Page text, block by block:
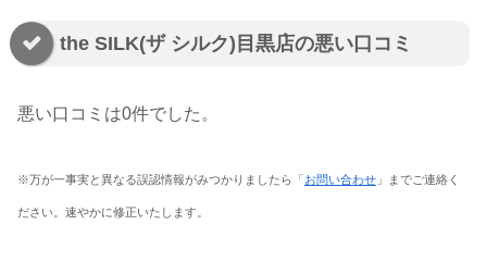
the SILK(ザ シルク)目黒店の悪い口コミ
悪い口コミは0件でした。
※万が一事実と異なる誤認情報がみつかりましたら「 お問い合わせ 」までご連絡く
ださい。速やかに修正いたします。